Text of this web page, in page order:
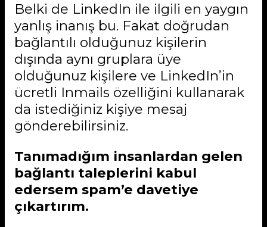
Belki de LinkedIn ile ilgili en yaygın
yanlış inanış bu. Fakat doğrudan
bağlantılı olduğunuz kişilerin
dışında aynı gruplara üye
olduğunuz kişilere ve LinkedIn’in
ücretli Inmails özelliğini kullanarak
da istediğiniz kişiye mesaj
gönderebilirsiniz.
Tanımadığım insanlardan gelen
bağlantı taleplerini kabul
edersem spam’e davetiye
çıkartırım.